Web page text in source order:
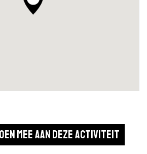
mee aan deze activiteit